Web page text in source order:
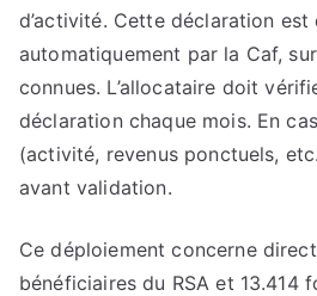
d’activité. Cette déclaration
automatiquement par la Caf,
connues. L’allocataire doit
déclaration chaque mois. En
(activité, revenus ponctuels,
avant validation.
Ce déploiement concerne
bénéficiaires du RSA et 13.414